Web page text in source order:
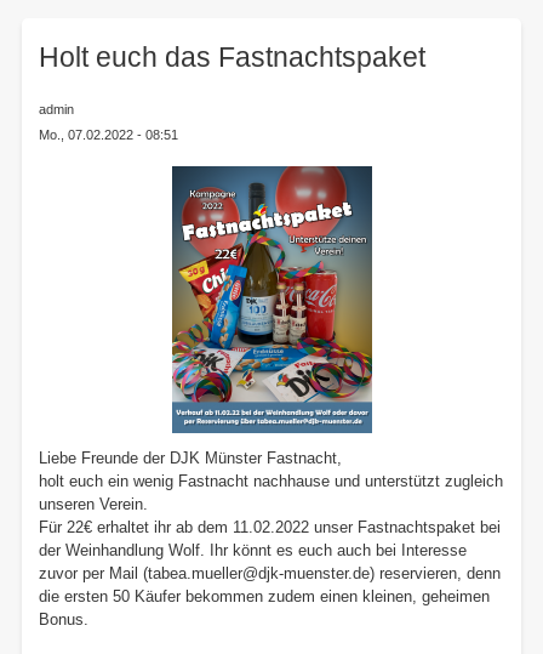
Holt euch das Fastnachtspaket
admin
Mo., 07.02.2022 - 08:51
Liebe Freunde der DJK Münster Fastnacht,
holt euch ein wenig Fastnacht nachhause und unterstützt zugleich
unseren Verein.
Für 22€ erhaltet ihr ab dem 11.02.2022 unser Fastnachtspaket bei
der Weinhandlung Wolf. Ihr könnt es euch auch bei Interesse
zuvor per Mail (tabea.mueller@djk-muenster.de) reservieren, denn
die ersten 50 Käufer bekommen zudem einen kleinen, geheimen
Bonus.